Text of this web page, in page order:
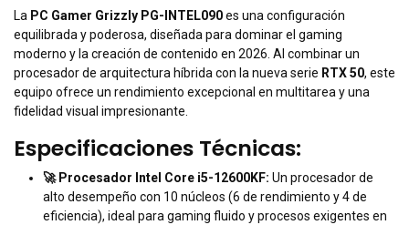
La PC Gamer Grizzly PG-INTEL090es una configuración
equilibrada y poderosa, diseñada para dominar el gaming
moderno y la creación de contenido en 2026. Al combinar un
procesador de arquitectura híbrida con la nueva serie RTX 50, este
equipo ofrece un rendimiento excepcional en multitarea y una
fidelidad visual impresionante.
Especificaciones Técnicas:
🚀 Procesador Intel Core i5-12600KF: Un procesador de
alto desempeño con 10 núcleos (6 de rendimiento y 4 de
eficiencia), ideal para gaming fluido y procesos exigentes en